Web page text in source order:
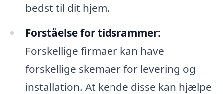
bedst til dit hjem.
Forståelse for tidsrammer:
Forskellige firmaer kan have
forskellige skemaer for levering og
installation. At kende disse kan hjælpe